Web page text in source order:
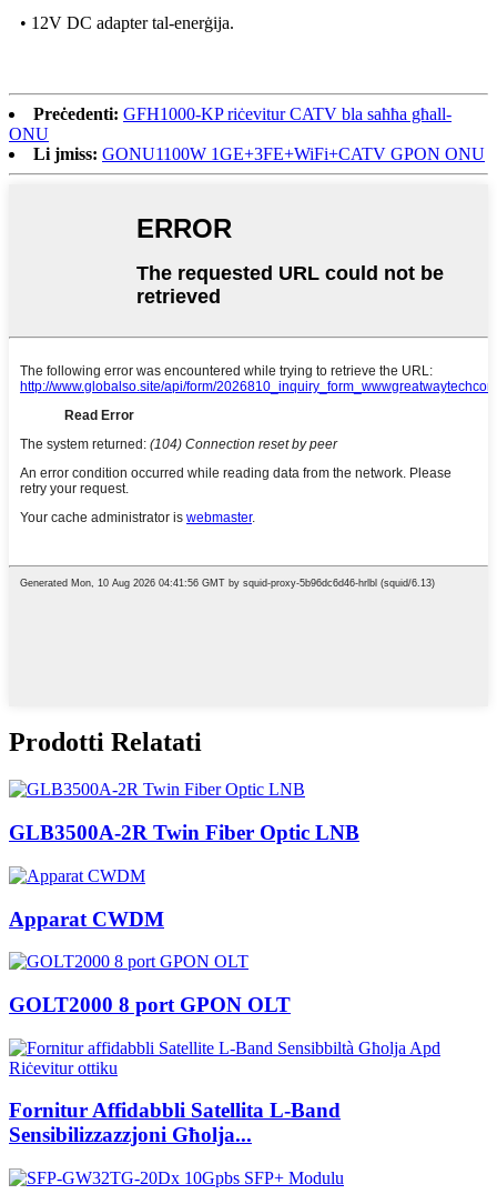
• 12V DC adapter tal-enerġija.
Preċedenti: GFH1000-KP riċevitur CATV bla saħħa għall-
ONU
Li jmiss: GONU1100W 1GE+3FE+WiFi+CATV GPON ONU
Prodotti Relatati
GLB3500A-2R Twin Fiber Optic LNB
Apparat CWDM
GOLT2000 8 port GPON OLT
Fornitur Affidabbli Satellita L-Band
Sensibilizzazzjoni Għolja...